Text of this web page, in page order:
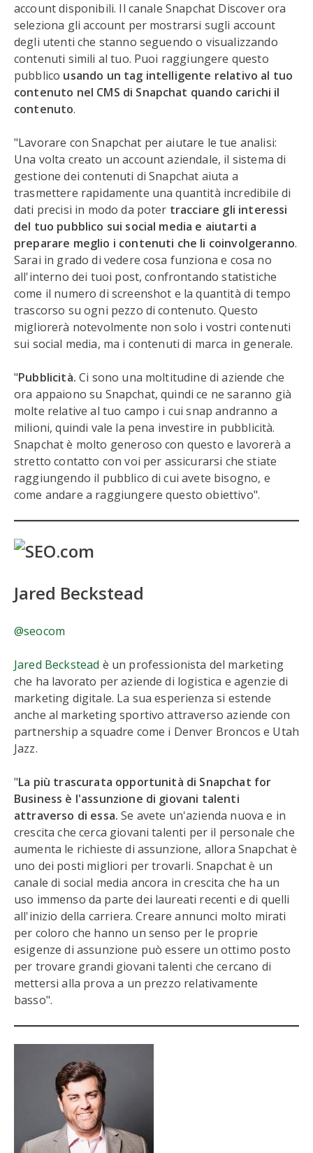
account disponibili. Il canale Snapchat Discover ora
seleziona gli account per mostrarsi sugli account
degli utenti che stanno seguendo o visualizzando
contenuti simili al tuo. Puoi raggiungere questo
pubblico usando un tag intelligente relativo al tuo
contenuto nel CMS di Snapchat quando carichi il
contenuto.
"Lavorare con Snapchat per aiutare le tue analisi:
Una volta creato un account aziendale, il sistema di
gestione dei contenuti di Snapchat aiuta a
trasmettere rapidamente una quantità incredibile di
dati precisi in modo da poter tracciare gli interessi
del tuo pubblico sui social media e aiutarti a
preparare meglio i contenuti che li coinvolgeranno.
Sarai in grado di vedere cosa funziona e cosa no
all'interno dei tuoi post, confrontando statistiche
come il numero di screenshot e la quantità di tempo
trascorso su ogni pezzo di contenuto. Questo
migliorerà notevolmente non solo i vostri contenuti
sui social media, ma i contenuti di marca in generale.
"Pubblicità. Ci sono una moltitudine di aziende che
ora appaiono su Snapchat, quindi ce ne saranno già
molte relative al tuo campo i cui snap andranno a
milioni, quindi vale la pena investire in pubblicità.
Snapchat è molto generoso con questo e lavorerà a
stretto contatto con voi per assicurarsi che stiate
raggiungendo il pubblico di cui avete bisogno, e
come andare a raggiungere questo obiettivo".
Jared Beckstead
@seocom
Jared Beckstead è un professionista del marketing
che ha lavorato per aziende di logistica e agenzie di
marketing digitale. La sua esperienza si estende
anche al marketing sportivo attraverso aziende con
partnership a squadre come i Denver Broncos e Utah
Jazz.
"La più trascurata opportunità di Snapchat for
Business è l'assunzione di giovani talenti
attraverso di essa.Se avete un'azienda nuova e in
crescita che cerca giovani talenti per il personale che
aumenta le richieste di assunzione, allora Snapchat è
uno dei posti migliori per trovarli. Snapchat è un
canale di social media ancora in crescita che ha un
uso immenso da parte dei laureati recenti e di quelli
all'inizio della carriera. Creare annunci molto mirati
per coloro che hanno un senso per le proprie
esigenze di assunzione può essere un ottimo posto
per trovare grandi giovani talenti che cercano di
mettersi alla prova a un prezzo relativamente
basso".